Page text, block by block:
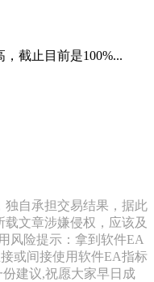
截止目前是100%...
独自承担交易结果，据此
文章涉嫌侵权，应该及
风险提示：拿到软件EA
或间接使用软件EA指标
建议,祝愿大家早日成